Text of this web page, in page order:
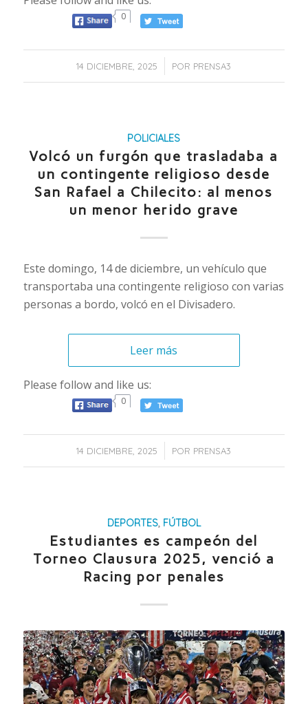
0
14 DICIEMBRE, 2025
/ POR PRENSA3
POLICIALES
Volcó un furgón que trasladaba a
un contingente religioso desde
San Rafael a Chilecito: al menos
un menor herido grave
Este domingo, 14 de diciembre, un vehículo que
transportaba una contingente religioso con varias
personas a bordo, volcó en el Divisadero.
Leer más
Please follow and like us:
0
14 DICIEMBRE, 2025
/ POR PRENSA3
DEPORTES, FÚTBOL
Estudiantes es campeón del
Torneo Clausura 2025, venció a
Racing por penales